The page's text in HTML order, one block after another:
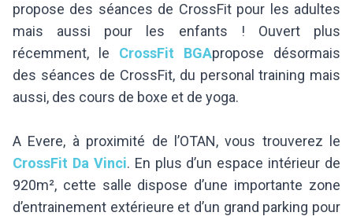
propose des séances de CrossFit pour les adultes
mais aussi pour les enfants ! Ouvert plus
récemment, le CrossFit BGApropose désormais
des séances de CrossFit, du personal training mais
aussi, des cours de boxe et de yoga.
A Evere, à proximité de l’OTAN, vous trouverez le
CrossFit Da Vinci. En plus d’un espace intérieur de
920m², cette salle dispose d’une importante zone
d’entrainement extérieure et d’un grand parking pour